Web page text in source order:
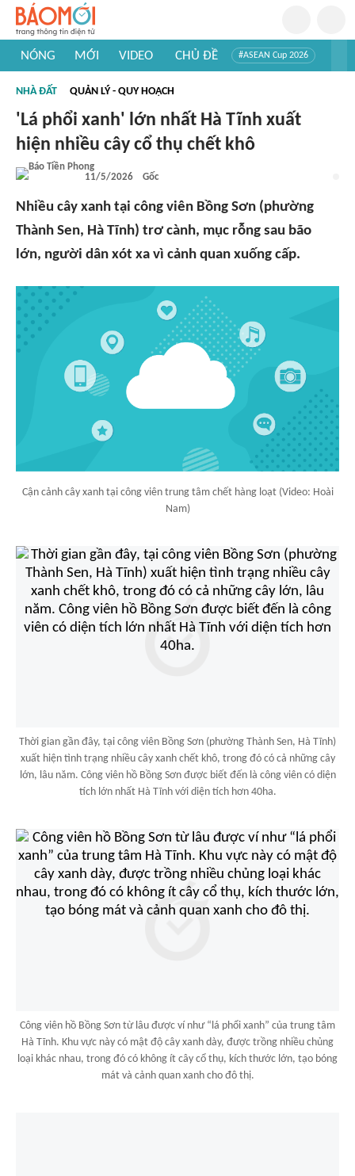
NÓNG MỚI VIDEO CHỦ ĐỀ #ASEAN Cup 2026
#Khám phá thế giới
NHÀ ĐẤT QUẢN LÝ - QUY HOẠCH
'Lá phổi xanh' lớn nhất Hà Tĩnh xuất
hiện nhiều cây cổ thụ chết khô
11/5/2026 Gốc
Nhiều cây xanh tại công viên Bồng Sơn (phường
Thành Sen, Hà Tĩnh) trơ cành, mục rỗng sau bão
lớn, người dân xót xa vì cảnh quan xuống cấp.
Cận cảnh cây xanh tại công viên trung tâm chết hàng loạt (Video: Hoài
Nam)
Thời gian gần đây, tại công viên Bồng Sơn (phường Thành Sen, Hà Tĩnh)
xuất hiện tình trạng nhiều cây xanh chết khô, trong đó có cả những cây
lớn, lâu năm. Công viên hồ Bồng Sơn được biết đến là công viên có diện
tích lớn nhất Hà Tĩnh với diện tích hơn 40ha.
Công viên hồ Bồng Sơn từ lâu được ví như “lá phổi xanh” của trung tâm
Hà Tĩnh. Khu vực này có mật độ cây xanh dày, được trồng nhiều chủng
loại khác nhau, trong đó có không ít cây cổ thụ, kích thước lớn, tạo bóng
mát và cảnh quan xanh cho đô thị.